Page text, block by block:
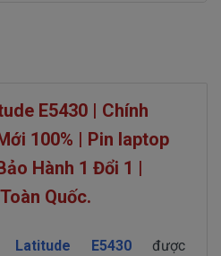
E5430 | Chính
100% | Pin laptop
Hành 1 Đổi 1 |
Quốc.
E5430
được